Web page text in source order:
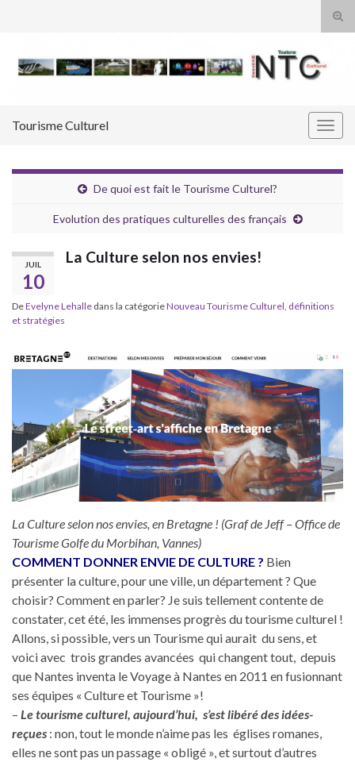
Tourisme Culturel
De quoi est fait le Tourisme Culturel?
Evolution des pratiques culturelles des français
JUIL
10
La Culture selon nos envies!
DeEvelyne Lehalle dans la catégorieNouveau Tourisme Culturel, définitions
et stratégies
La Culture selon nos envies, en Bretagne ! (Graf de Jeff – Office de
Tourisme Golfe du Morbihan, Vannes)
COMMENT DONNER ENVIE DE CULTURE ? Bien
présenter la culture, pour une ville, un département ? Que
choisir? Comment en parler? Je suis tellement contente de
constater, cet été, les immenses progrès du tourisme culturel !
Allons, si possible, vers un Tourisme qui aurait du sens, et
voici avec trois grandes avancées qui changent tout, depuis
que Nantes inventa le Voyage à Nantes en 2011 en fusionnant
ses équipes « Culture et Tourisme »!
– Le tourisme culturel, aujourd’hui, s’est libéré des idées-
reçues : non, tout le monde n’aime pas les églises romanes,
elles ne sont pas un passage « obligé », et surtout d’autres